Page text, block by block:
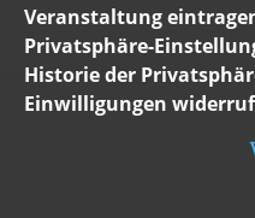
Veranstaltung
Privatsphäre-
Historie der
Einwilligungen